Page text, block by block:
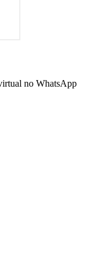
no WhatsApp